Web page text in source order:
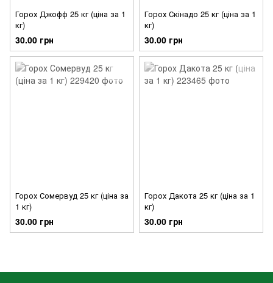
Горох Джофф 25 кг (ціна за 1
кг)
30.00 грн
Горох Скінадо 25 кг (ціна за 1
кг)
30.00 грн
Горох Сомервуд 25 кг (ціна за
1 кг)
30.00 грн
Горох Дакота 25 кг (ціна за 1
кг)
30.00 грн